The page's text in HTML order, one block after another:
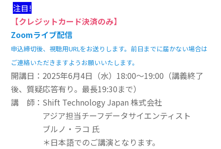
本科講座
上級講座
書籍
すべて表示 書籍
損害保険講座用テキスト
学術書
注目!
【クレジットカード決済のみ】
Zoomライブ配信
申込締切後、視聴用URLをお送りします。前日までに届かない場合は
ご連絡いただきますようお願いいたします。
開講日：2025年6月4日（水）18:00～19:00（講義終了
後、質疑応答有り。最長19:30まで）
講 師： Shift Technology Japan 株式会社
アジア担当チーフデータサイエンティスト
ブルノ・ラコ 氏
＊日本語でのご講演となります。